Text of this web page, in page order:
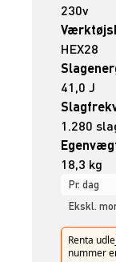
230v
HEX28
41,0 J
1.280
18,3 kg
Pr. dag
Ekskl.
Renta
nummer